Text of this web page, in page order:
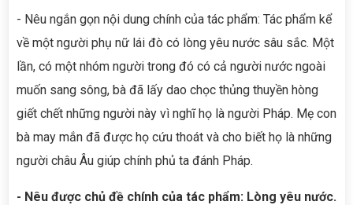
- Nêu ngắn gọn nội dung chính của tác phẩm: Tác phẩm kể
về một người phụ nữ lái đò có lòng yêu nước sâu sắc. Một
lần, có một nhóm người trong đó có cả người nước ngoài
muốn sang sông, bà đã lấy dao chọc thủng thuyền hòng
giết chết những người này vì nghĩ họ là người Pháp. Mẹ con
bà may mắn đã được họ cứu thoát và cho biết họ là những
người châu Âu giúp chính phủ ta đánh Pháp.
- Nêu được chủ đề chính của tác phẩm: Lòng yêu nước.